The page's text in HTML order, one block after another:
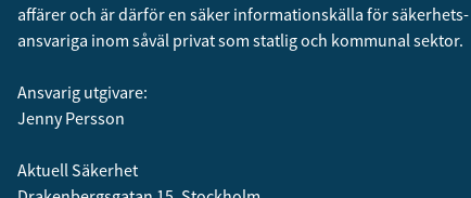
affärer och är därför en säker informationskälla för säkerhets­
ansvariga inom såväl privat som statlig och kommunal sektor.
Ansvarig utgivare:
Jenny Persson
Aktuell Säkerhet